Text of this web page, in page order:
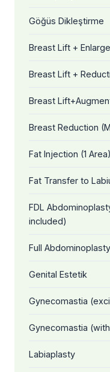
Göğüs Dikleştirme
Breast Lift +
Breast Lift +
Breast
Breast Reduction
Fat Injection (1 Area)
Fat Transfer to
FDL
included)
Full
Genital Estetik
Gynecomastia
Gynecomastia
Labiaplasty